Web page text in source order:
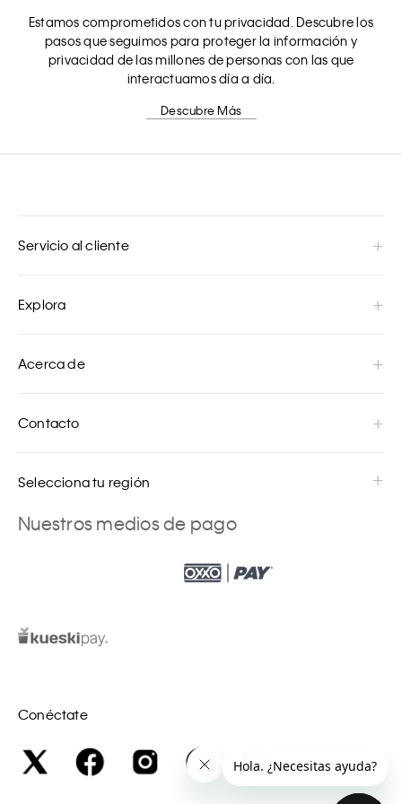
Estamos comprometidos con tu privacidad. Descubre los
pasos que seguimos para proteger la información y
privacidad de las millones de personas con las que
interactuamos día a día.
Descubre Más
Servicio al cliente
Explora
Acerca de
Contacto
Selecciona tu región
Nuestros medios de pago
Conéctate